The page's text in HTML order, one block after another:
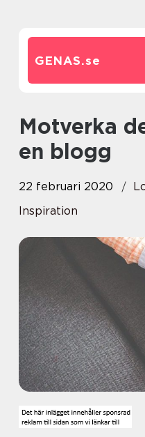
GENAS.se
Motverka depression med
en blogg
22 februari 2020
Inspiration